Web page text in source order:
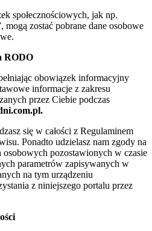
społecznościowych, jak np.
zostać pobrane dane osobowe
RODO
obowiązek informacyjny
informacje z zakresu
przez Ciebie podczas
się w całości z Regulaminem
Ponadto udzielasz nam zgody na
pozostawionych w czasie
parametrów zapisywanych w
na tym urządzeniu
z niniejszego portalu przez